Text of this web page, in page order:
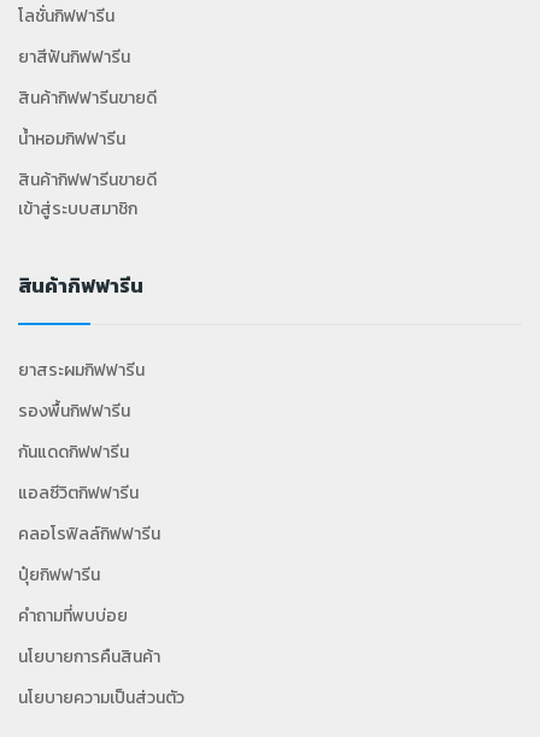
โลชั่นกิฟฟารีน
ยาสีฟันกิฟฟารีน
สินค้ากิฟฟารีนขายดี
น้ำหอมกิฟฟารีน
สินค้ากิฟฟารีนขายดี
เข้าสู่ระบบสมาชิก
สินค้ากิฟฟารีน
ยาสระผมกิฟฟารีน
รองพื้นกิฟฟารีน
กันแดดกิฟฟารีน
แอลซีวิตกิฟฟารีน
คลอโรฟิลล์กิฟฟารีน
ปุ๋ยกิฟฟารีน
คำถามที่พบบ่อย
นโยบายการคืนสินค้า
นโยบายความเป็นส่วนตัว